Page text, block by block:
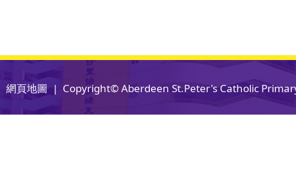
網頁地圖 | Copyright© Aberdeen St.Peter's Catholic